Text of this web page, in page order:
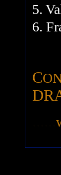
5.
6.
C